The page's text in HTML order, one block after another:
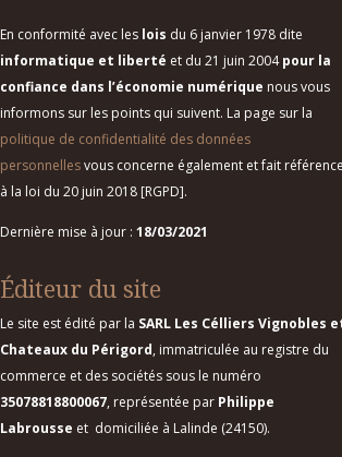
e
L
e
s
v
g
n
e
En conformité avec les lois du 6 janvier 1978 dite
informatique et liberté et du 21 juin 2004pour la
confiance dans l’économie numérique nous vous
informons sur les points qui suivent. La page sur la
politique de confidentialité des données
personnellesvous concerne également et fait référence
à la loi du 20 juin 2018 [RGPD].
Dernière mise à jour :18/03/2021
Éditeur du site
Le site est édité par la SARL Les Célliers Vignobles
Chateaux du Périgord, immatriculée au registre du
commerce et des sociétés sous le numéro
35078818800067, représentée par Philippe
Labrousse et domiciliée à Lalinde (24150).